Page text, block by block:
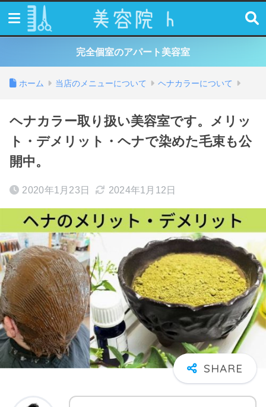
完全個室のアパート美容室
ホーム 当店のメニューについて ヘナカラーについて
ヘナカラー取り扱い美容室です。メリッ
ト・デメリット・ヘナで染めた毛束も公
開中。
2020年1月23日 2024年1月12日